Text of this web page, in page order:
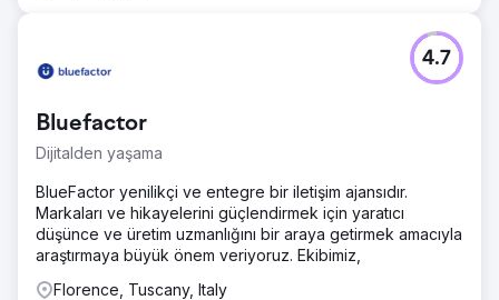
Bluefactor
Dijitalden yaşama
4.7
BlueFactor yenilikçi ve entegre bir iletişim ajansıdır.
Markaları ve hikayelerini güçlendirmek için yaratıcı
düşünce ve üretim uzmanlığını bir araya getirmek amacıyla
araştırmaya büyük önem veriyoruz. Ekibimiz,
Florence, Tuscany, Italy